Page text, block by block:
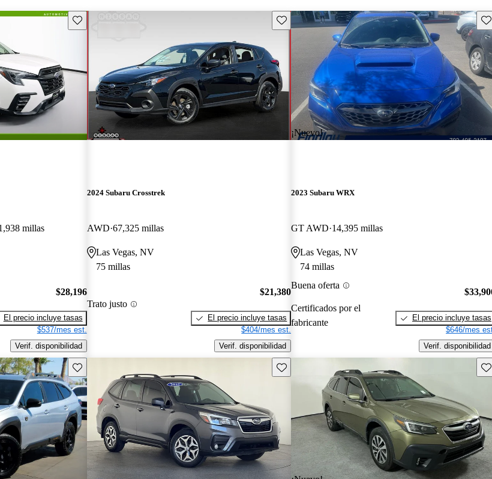
Guarda este Aviso
millas
$28,196
El precio incluye tasas
$537/mes est.
Verif. disponibilidad
Guarda este Aviso
2024 Subaru Crosstrek
AWD 67,325 millas
Las Vegas, NV
75 millas
Trato justo
$21,380
El precio incluye tasas
$404/mes est.
Verif. disponibilidad
¡Nuevo!
2023 Subaru WRX
GT AWD 14,395 millas
Las Vegas, NV
74 millas
Buena oferta
Certificados por el
fabricante
El precio incluye tasas
$646/mes
Verif. disponibilidad
Guarda este Aviso Guarda este Aviso